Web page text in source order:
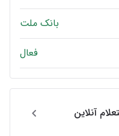
بانک ملت
فعال
آنلاین